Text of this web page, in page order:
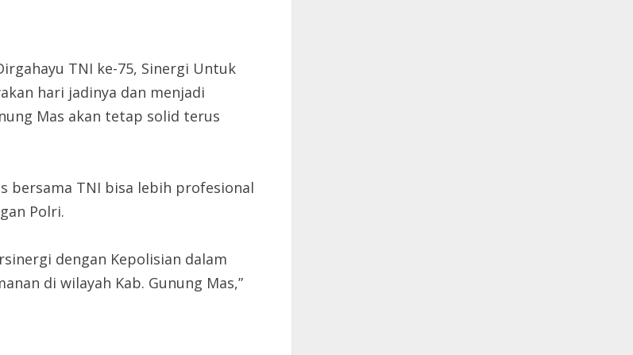
TNI ke-75, Sinergi Untuk
hari jadinya dan menjadi
Mas akan tetap solid terus
bersama TNI bisa lebih profesional
Polri.
dengan Kepolisian dalam
di wilayah Kab. Gunung Mas,”